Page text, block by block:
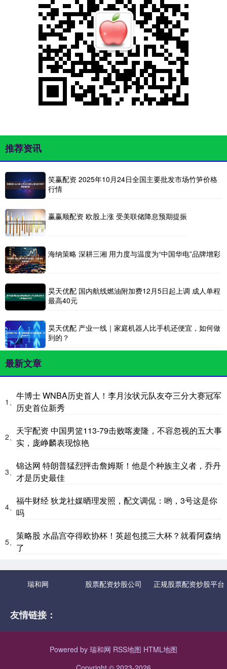
推荐资讯
笑赢配资 2025年10月24日全国主要批发市场竹笋价格
行情
赢赢顺配资 欧股上涨 受美联储降息预期提振
海纳策略 深耕三湘 用力度与温度为“中国华电”品牌增彩
昊天优配 国内航线燃油附加费12月5日起上调 成人单程
最高40元
昊天优配 产业一线｜家庭机器人比手机还便宜，如何做
到的？
最新文章
1、
牛博士 WNBA历史首人！李月汝状元队友夺三分大赛冠军
历史首位新秀
2、
天宇配资 中国男篮113-79击败喀麦隆，不容忽视的五大事
实，庞峥麟表现惊艳
3、
锦达网 特朗普猛烈抨击詹姆斯！他是个种族主义者，乔丹
才是历史最佳
4、
福牛财经 狄龙社媒晒理发照，配文调侃：哟，3号这是你
吗
5、
策略股 水晶宫夺得欧协杯！英超包揽三大杯？就看阿森纳
了
瑞和网 股票配资炒股公司 正规股票配资炒股平台
友情链接：
Powered by 瑞和网 RSS地图 HTML地图